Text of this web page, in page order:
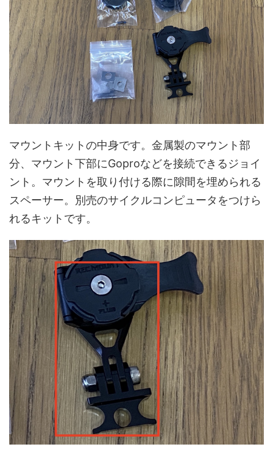
マウントキットの中身です。金属製のマウント部
分、マウント下部にGoproなどを接続できるジョイ
ント。マウントを取り付ける際に隙間を埋められる
スペーサー。別売のサイクルコンピュータをつけら
れるキットです。